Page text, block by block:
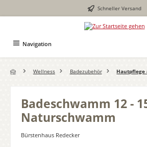
Schneller Versand
Navigation
Wellness Badezubehör Hautpflege
Badeschwamm 12 -
Naturschwamm
Bürstenhaus Redecker